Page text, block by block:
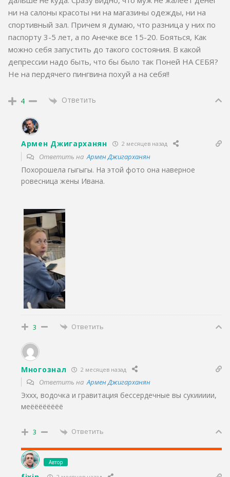
ни на салоны красоты ни на магазины одежды, ни на
спортивный зал. Причем я думаю, что разница у них по
паспорту 3-5 лет, а по Анечке все 15-20. Бояться, Как
можно себя запустить до такого состояния. В какой
депрессии надо быть, что бы было так Поней НА СЕБЯ?
Не на пердячего пингвина похуй а на себя!!
4 Ответить
Армен Джигарханян 2 месяцев назад
Ответить наАрмен Джигарханян
Похорошела гыгыгы. На этой фото она наверное
ровесница жены Ивана.
3 Ответить
Многознал 2 месяцев назад
Ответить наАрмен Джигарханян
Эххх, водочка и гравитация бессердечные вы сукиииии,
меёёёёёёёё
3 Ответить
Автор